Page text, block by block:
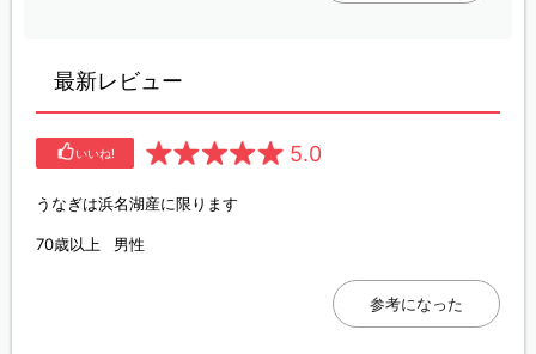
最新レビュー
いいね! 5.0
うなぎは浜名湖産に限ります
70歳以上 男性
参考になった